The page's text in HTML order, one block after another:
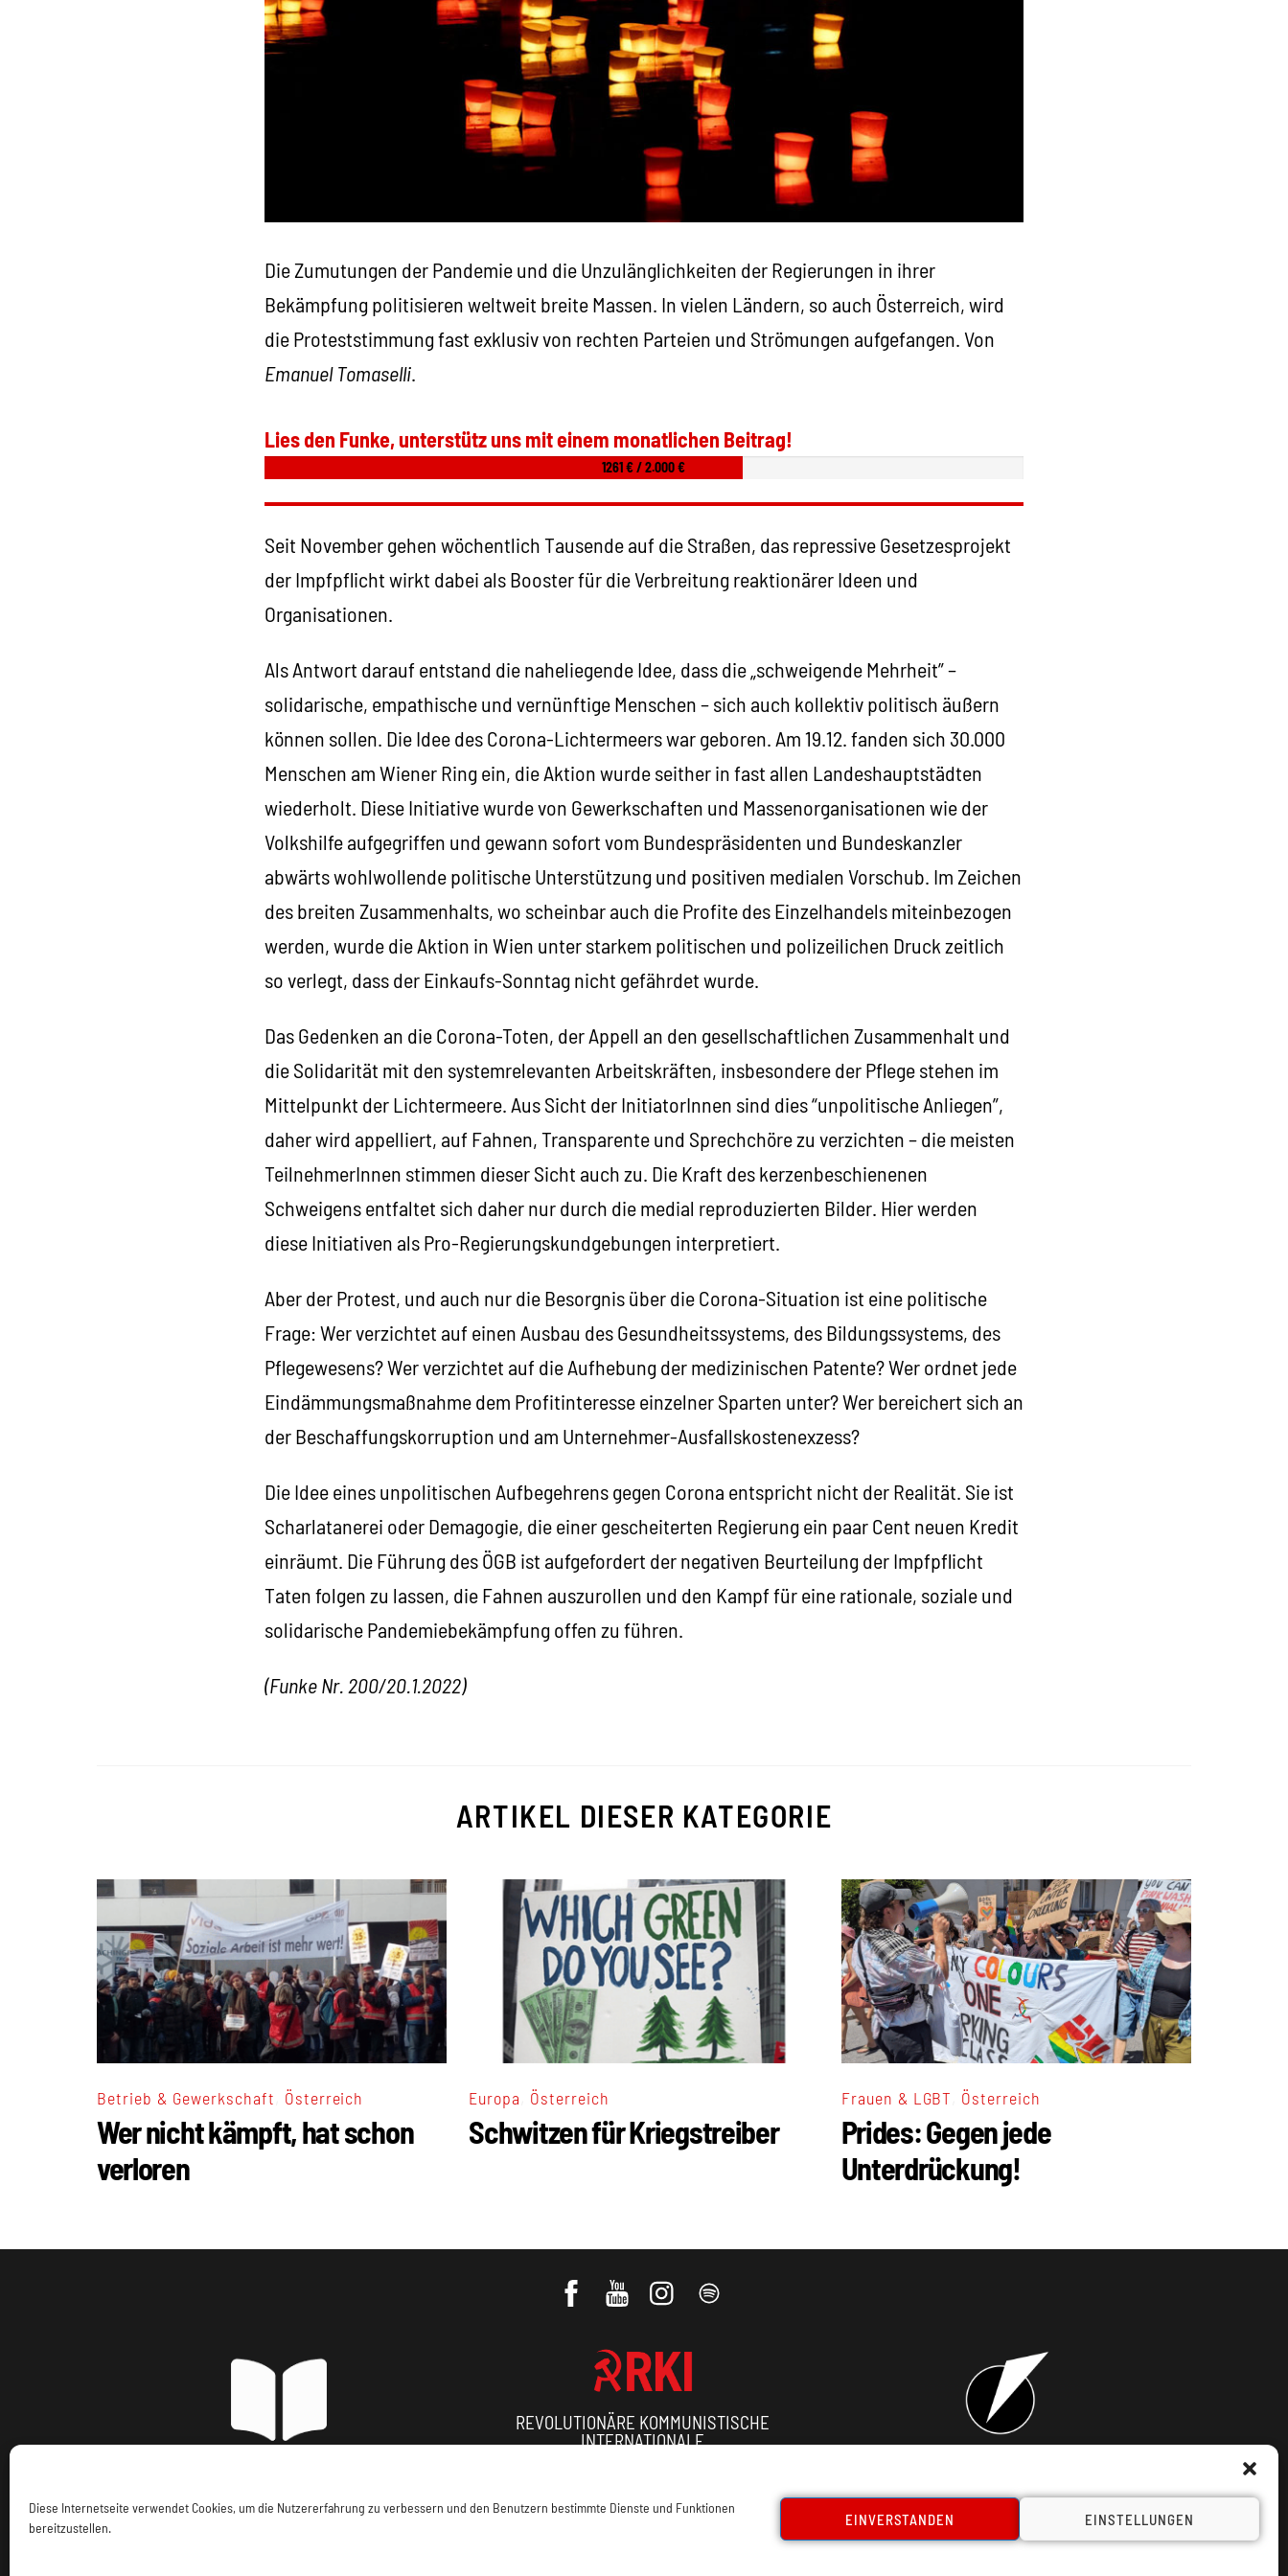
Diese Internetseite verwendet Cookies, um die Nutzererfahrung zu verbessern und den Benutzern bestimmte Dienste und Funktionen
bereitzustellen.
EINVERSTANDEN EINSTELLUNGEN
Die Zumutungen der Pandemie und die Unzulänglichkeiten der Regierungen in ihrer
Bekämpfung politisieren weltweit breite Massen. In vielen Ländern, so auch Österreich, wird
die Proteststimmung fast exklusiv von rechten Parteien und Strömungen aufgefangen. Von
Emanuel Tomaselli.
Lies den Funke, unterstütz uns mit einem monatlichen Beitrag!
1261 € / 2.000 €
Seit November gehen wöchentlich Tausende auf die Straßen, das repressive Gesetzesprojekt
der Impfpflicht wirkt dabei als Booster für die Verbreitung reaktionärer Ideen und
Organisationen.
Als Antwort darauf entstand die naheliegende Idee, dass die „schweigende Mehrheit” –
solidarische, empathische und vernünftige Menschen – sich auch kollektiv politisch äußern
können sollen. Die Idee des Corona-Lichtermeers war geboren. Am 19.12. fanden sich 30.000
Menschen am Wiener Ring ein, die Aktion wurde seither in fast allen Landeshauptstädten
wiederholt. Diese Initiative wurde von Gewerkschaften und Massenorganisationen wie der
Volkshilfe aufgegriffen und gewann sofort vom Bundespräsidenten und Bundeskanzler
abwärts wohlwollende politische Unterstützung und positiven medialen Vorschub. Im Zeichen
des breiten Zusammenhalts, wo scheinbar auch die Profite des Einzelhandels miteinbezogen
werden, wurde die Aktion in Wien unter starkem politischen und polizeilichen Druck zeitlich
so verlegt, dass der Einkaufs-Sonntag nicht gefährdet wurde.
Das Gedenken an die Corona-Toten, der Appell an den gesellschaftlichen Zusammenhalt und
die Solidarität mit den systemrelevanten Arbeitskräften, insbesondere der Pflege stehen im
Mittelpunkt der Lichtermeere. Aus Sicht der InitiatorInnen sind dies “unpolitische Anliegen”,
daher wird appelliert, auf Fahnen, Transparente und Sprechchöre zu verzichten – die meisten
TeilnehmerInnen stimmen dieser Sicht auch zu. Die Kraft des kerzenbeschienenen
Schweigens entfaltet sich daher nur durch die medial reproduzierten Bilder. Hier werden
diese Initiativen als Pro-Regierungskundgebungen interpretiert.
Aber der Protest, und auch nur die Besorgnis über die Corona-Situation ist eine politische
Frage: Wer verzichtet auf einen Ausbau des Gesundheitssystems, des Bildungssystems, des
Pflegewesens? Wer verzichtet auf die Aufhebung der medizinischen Patente? Wer ordnet jede
Eindämmungsmaßnahme dem Profitinteresse einzelner Sparten unter? Wer bereichert sich an
der Beschaffungskorruption und am Unternehmer-Ausfallskostenexzess?
Die Idee eines unpolitischen Aufbegehrens gegen Corona entspricht nicht der Realität. Sie ist
Scharlatanerei oder Demagogie, die einer gescheiterten Regierung ein paar Cent neuen Kredit
einräumt. Die Führung des ÖGB ist aufgefordert der negativen Beurteilung der Impfpflicht
Taten folgen zu lassen, die Fahnen auszurollen und den Kampf für eine rationale, soziale und
solidarische Pandemiebekämpfung offen zu führen.
(Funke Nr. 200/20.1.2022)
ARTIKEL DIESER KATEGORIE
Betrieb & Gewerkschaft Österreich
Wer nicht kämpft, hat schon
verloren
Europa Österreich
Schwitzen für Kriegstreiber
Frauen & LGBT Österreich
Prides: Gegen jede
Unterdrückung!
REVOLUTIONÄRE KOMMUNISTISCHE
INTERNATIONALE
Datenschutz Kontakt